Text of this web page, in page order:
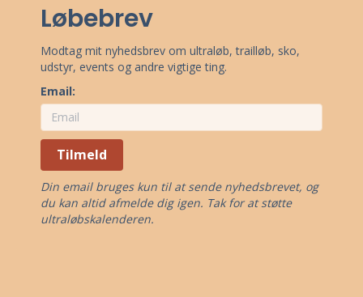
Løbebrev
Modtag mit nyhedsbrev om ultraløb, trailløb, sko,
udstyr, events og andre vigtige ting.
Email:
Tilmeld
Din email bruges kun til at sende nyhedsbrevet, og
du kan altid afmelde dig igen. Tak for at støtte
ultraløbskalenderen.